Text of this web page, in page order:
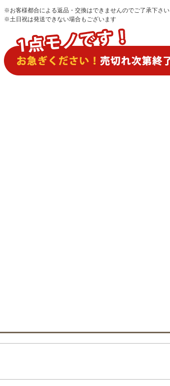
※お客様都合による返品・交換はできませんのでご了承下さい
※土日祝は発送できない場合もございます